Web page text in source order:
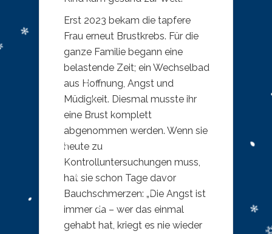
Erst 2023 bekam die tapfere
Frau erneut Brustkrebs. Für die
ganze Familie begann eine
belastende Zeit; ein Wechselbad
aus Hoffnung, Angst und
Müdigkeit. Diesmal musste ihr
eine Brust komplett
abgenommen werden. Wenn sie
heute zu
Kontrolluntersuchungen muss,
hat sie schon Tage davor
Bauchschmerzen: „Die Angst ist
immer da – wer das einmal
gehabt hat, kriegt es nie wieder